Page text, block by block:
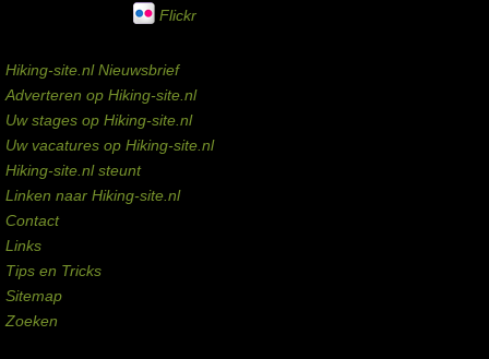
Flickr
Hiking-site.nl Nieuwsbrief
Adverteren op Hiking-site.nl
Uw stages op Hiking-site.nl
Uw vacatures op Hiking-site.nl
Hiking-site.nl steunt
Linken naar Hiking-site.nl
Contact
Links
Tips en Tricks
Sitemap
Zoeken